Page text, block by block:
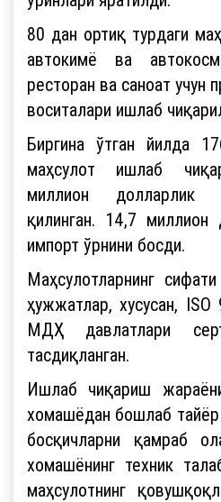
80 дан ортиқ турдаги
автокимё ва
ресторан ва саноат учун
воситалари ишлаб
Биргина ўтган йилда
маҳсулот ишлаб
миллион долларлик
қилинган. 14,7 миллион
импорт ўрнини босди.
Маҳсулотларнинг
ҳужжатлар, хусусан,
МДҲ давлатлари
тасдиқланган.
Ишлаб чиқариш
хомашёдан бошлаб тайёр
босқичларни қамраб
хомашёнинг техник
маҳсулотнинг